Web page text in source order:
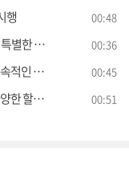
행 00:48
아갑니다 00:36
검 필요 00:45
택 제공 00:51